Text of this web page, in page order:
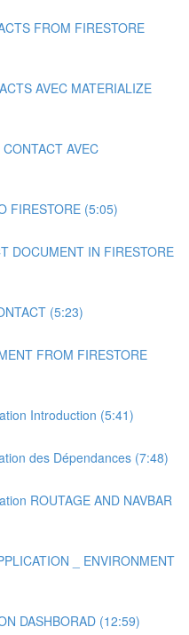
FROM FIRESTORE
AVEC MATERIALIZE
AVEC
FIRESTORE (5:05)
DOCUMENT IN FIRESTORE
(5:23)
FROM FIRESTORE
Introduction (5:41)
des Dépendances (7:48)
ROUTAGE AND NAVBAR
_ ENVIRONMENT
DASHBORAD (12:59)